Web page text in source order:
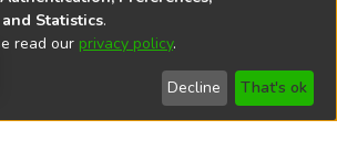
Técnico Bibliolatino.com
Statistics.
read our privacy policy.
Decline That's ok